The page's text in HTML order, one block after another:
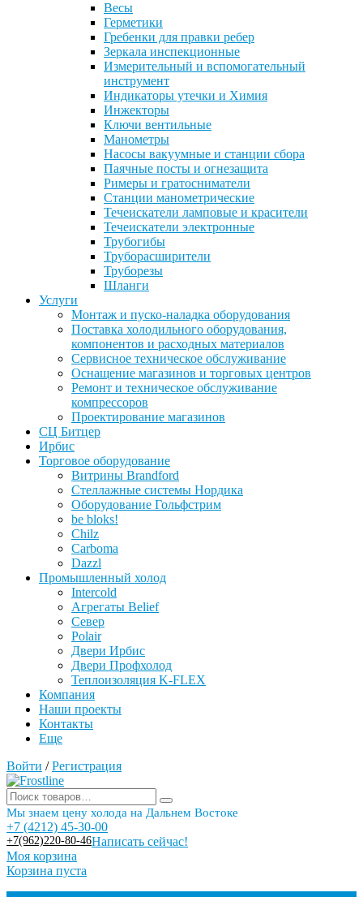
Весы
Герметики
Гребенки для правки ребер
Зеркала инспекционные
Измерительный и вспомогательный
инструмент
Индикаторы утечки и Химия
Инжекторы
Ключи вентильные
Манометры
Насосы вакуумные и станции сбора
Паячные посты и огнезащита
Римеры и гратосниматели
Станции манометрические
Течеискатели ламповые и красители
Течеискатели электронные
Трубогибы
Труборасширители
Труборезы
Шланги
Услуги
Монтаж и пуско-наладка оборудования
Поставка холодильного оборудования,
компонентов и расходных материалов
Сервисное техническое обслуживание
Оснащение магазинов и торговых центров
Ремонт и техническое обслуживание
компрессоров
Проектирование магазинов
СЦ Битцер
Ирбис
Торговое оборудование
Витрины Brandford
Стеллажные системы Нордика
Оборудование Гольфстрим
be bloks!
Chilz
Carboma
Dazzl
Промышленный холод
Intercold
Агрегаты Belief
Север
Polair
Двери Ирбис
Двери Профхолод
Теплоизоляция K-FLEX
Компания
Наши проекты
Контакты
Еще
Войти / Регистрация
Мы знаем цену холода на Дальнем Востоке
+7 (4212) 45-30-00
+7(962)220-80-46Написать сейчас!
Моя корзина
Корзина пуста